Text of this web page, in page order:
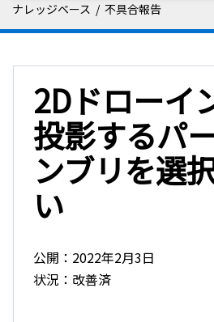
ナレッジベース 不具合報告
2Dドローイ
投影するパ
ンブリを選
い
公開：2022年2月3日
状況：改善済